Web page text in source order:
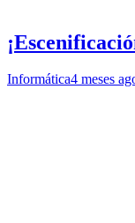
Informática4 meses